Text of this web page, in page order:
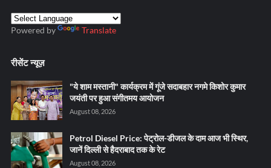
Powered by Translate
रीसेंट न्यूज़
"ये शाम मस्तानी" कार्यक्रम में गूंजे सदाबहार नगमे किशोर कुमार
जयंती पर हुआ संगीतमय आयोजन
August 08, 2026
Petrol Diesel Price: पेट्रोल-डीजल के दाम आज भी स्थिर,
जानें दिल्ली से हैदराबाद तक के रेट
August 08, 2026